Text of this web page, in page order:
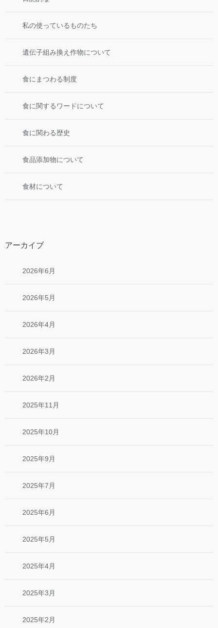
私の使っているものたち
遺伝子組み換え作物について
食にまつわる制度
食に関するワードについて
食に関わる歴史
食品添加物について
食材について
アーカイブ
2026年6月
2026年5月
2026年4月
2026年3月
2026年2月
2025年11月
2025年10月
2025年9月
2025年7月
2025年6月
2025年5月
2025年4月
2025年3月
2025年2月